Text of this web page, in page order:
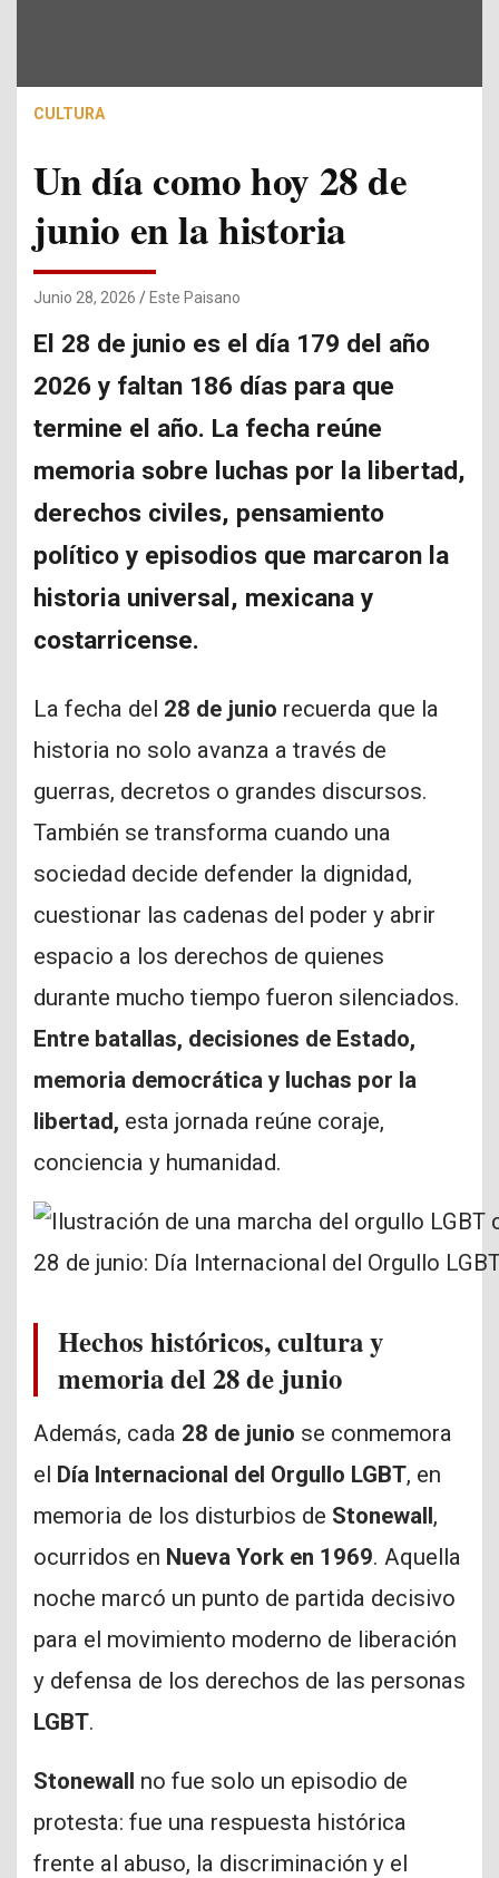
CULTURA
Un día como hoy 28 de
junio en la historia
Junio 28, 2026 Este Paisano
El 28 de junio es el día 179 del año
2026 y faltan 186 días para que
termine el año. La fecha reúne
memoria sobre luchas por la libertad,
derechos civiles, pensamiento
político y episodios que marcaron la
historia universal, mexicana y
costarricense.
La fecha del 28 de junio recuerda que la
historia no solo avanza a través de
guerras, decretos o grandes discursos.
También se transforma cuando una
sociedad decide defender la dignidad,
cuestionar las cadenas del poder y abrir
espacio a los derechos de quienes
durante mucho tiempo fueron silenciados.
Entre batallas, decisiones de Estado,
memoria democrática y luchas por la
libertad, esta jornada reúne coraje,
conciencia y humanidad.
28 de junio: Día Internacional del Orgullo
Hechos históricos, cultura y
memoria del 28 de junio
Además, cada 28 de junio se conmemora
el Día Internacional del Orgullo LGBT, en
memoria de los disturbios de Stonewall,
ocurridos en Nueva York en 1969. Aquella
noche marcó un punto de partida decisivo
para el movimiento moderno de liberación
y defensa de los derechos de las personas
LGBT.
Stonewall no fue solo un episodio de
protesta: fue una respuesta histórica
frente al abuso, la discriminación y el